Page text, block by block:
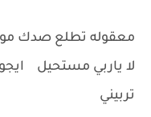
معقوله تطلع صدك مو
لا ياربي مستحيل
تربيني